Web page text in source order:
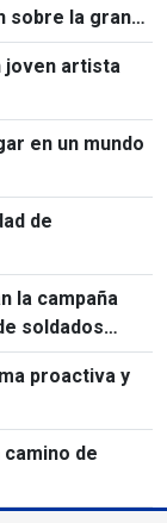
sobre la gran
joven artista
en un mundo
de
la campaña
soldados
proactiva y
de